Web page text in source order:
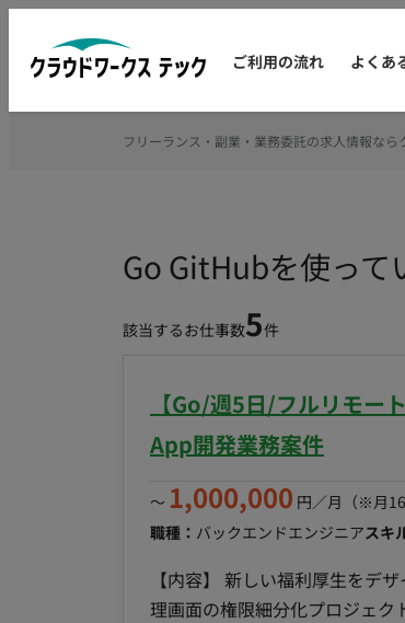
ご利用の流れ よくあ
Go GitHubを使って
該当するお仕事数5件
【Go/週5日/フルリモー
App開発業務案件
〜 1,000,000 円／月 （※月
職種： バックエンドエンジニアスキ
【内容】 新しい福利厚生をデ
理画面の権限細分化プロジェク
フリーランス・副業・業務委託の求人情報なら